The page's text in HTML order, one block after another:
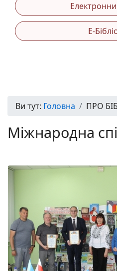
Е-
Ви тут: Головна ПРО
Міжнародна